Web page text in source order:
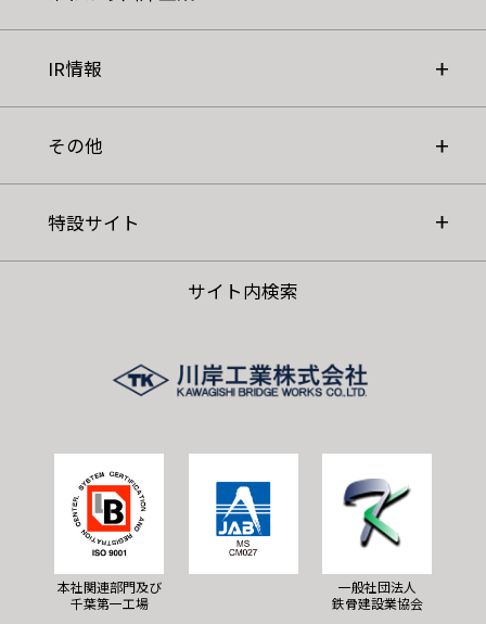
IR情報
その他
特設サイト
サイト内検索
本社関連部門及び
千葉第一工場
一般社団法人
鉄骨建設業協会